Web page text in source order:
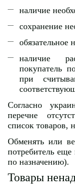
наличие
сохранение
обязательное
наличие
покупатель
при
Согласно
перечне
список товаров,
Обменять или
потребитель
по назначению).
Товары